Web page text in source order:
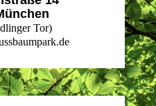
Tor)